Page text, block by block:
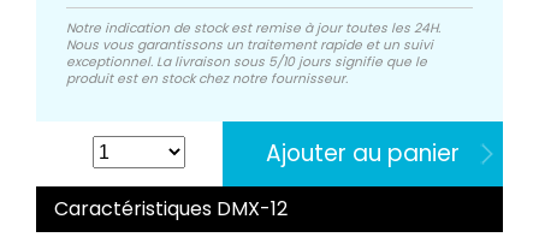
Notre indication de stock est remise à jour toutes les 24H.
Nous vous garantissons un traitement rapide et un suivi
exceptionnel. La livraison sous 5/10 jours signifie que le
produit est en stock chez notre fournisseur.
Ajouter au panier
Caractéristiques DMX-12